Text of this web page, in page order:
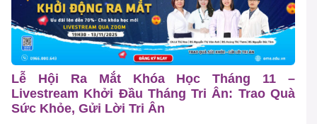
Lễ Hội Ra Mắt Khóa Học Tháng 11 –
Livestream Khởi Đầu Tháng Tri Ân: Trao Quà
Sức Khỏe, Gửi Lời Tri Ân